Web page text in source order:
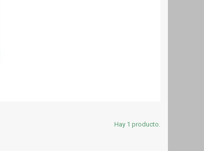
Hay 1 producto.